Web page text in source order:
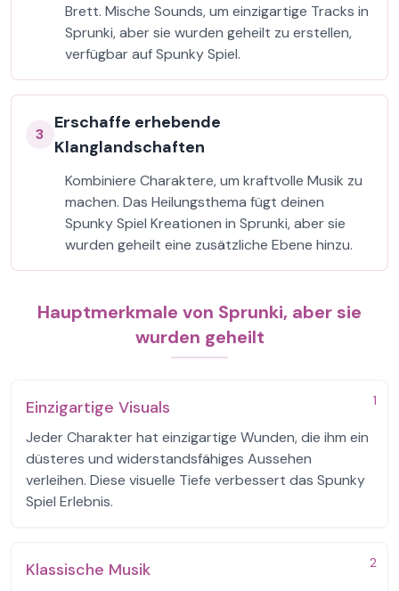
Brett. Mische Sounds, um einzigartige Tracks in
Sprunki, aber sie wurden geheilt zu erstellen,
verfügbar auf Spunky Spiel.
3
Erschaffe erhebende
Klanglandschaften
Kombiniere Charaktere, um kraftvolle Musik zu
machen. Das Heilungsthema fügt deinen
Spunky Spiel Kreationen in Sprunki, aber sie
wurden geheilt eine zusätzliche Ebene hinzu.
Hauptmerkmale von Sprunki, aber sie
wurden geheilt
1
Einzigartige Visuals
Jeder Charakter hat einzigartige Wunden, die ihm ein
düsteres und widerstandsfähiges Aussehen
verleihen. Diese visuelle Tiefe verbessert das Spunky
Spiel Erlebnis.
2
Klassische Musik